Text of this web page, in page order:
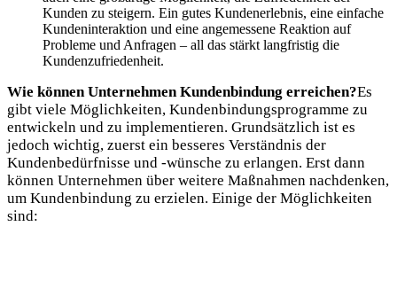
Kunden zu steigern. Ein gutes Kundenerlebnis, eine einfache
Kundeninteraktion und eine angemessene Reaktion auf
Probleme und Anfragen – all das stärkt langfristig die
Kundenzufriedenheit.
Wie können Unternehmen Kundenbindung erreichen?Es
gibt viele Möglichkeiten, Kundenbindungsprogramme zu
entwickeln und zu implementieren. Grundsätzlich ist es
jedoch wichtig, zuerst ein besseres Verständnis der
Kundenbedürfnisse und -wünsche zu erlangen. Erst dann
können Unternehmen über weitere Maßnahmen nachdenken,
um Kundenbindung zu erzielen. Einige der Möglichkeiten
sind: